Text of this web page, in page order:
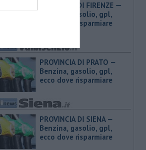
PROVINCIA DI FIRENZE — ​
Benzina, gasolio, gpl,
ecco dove risparmiare
PROVINCIA DI PRATO — ​
Benzina, gasolio, gpl,
ecco dove risparmiare
PROVINCIA DI SIENA — ​
Benzina, gasolio, gpl,
ecco dove risparmiare